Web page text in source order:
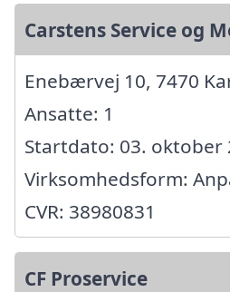
Carstens Service og
Enebærvej 10, 7470
Ansatte: 1
Startdato: 03. oktober
Virksomhedsform:
CVR: 38980831
CF Proservice